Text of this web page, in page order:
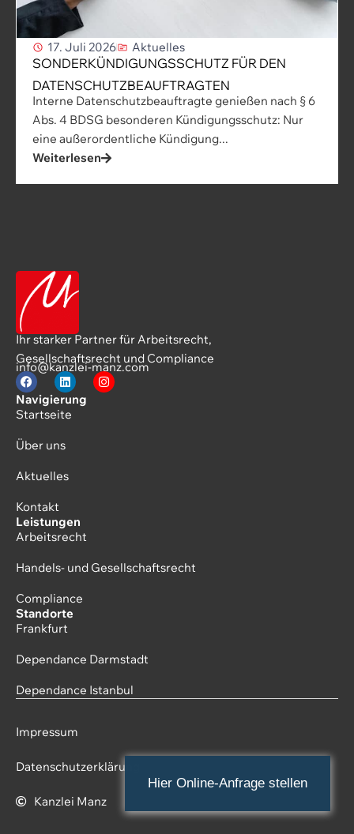
17. Juli 2026 Aktuelles
SONDERKÜNDIGUNGSSCHUTZ FÜR DEN
DATENSCHUTZBEAUFTRAGTEN
Interne Datenschutzbeauftragte genießen nach § 6
Abs. 4 BDSG besonderen Kündigungsschutz: Nur
eine außerordentliche Kündigung...
Weiterlesen
Ihr starker Partner für Arbeitsrecht,
Gesellschaftsrecht und Compliance
info@kanzlei-manz.com
Navigierung
Startseite
Über uns
Aktuelles
Kontakt
Leistungen
Arbeitsrecht
Handels- und Gesellschaftsrecht
Compliance
Standorte
Frankfurt
Dependance Darmstadt
Dependance Istanbul
Impressum
Datenschutzerklärung
Kanzlei Manz
Hier Online-Anfrage stellen